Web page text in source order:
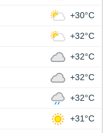
+30°C
+32°C
+32°C
+32°C
+32°C
+31°C